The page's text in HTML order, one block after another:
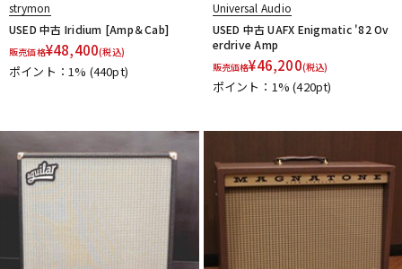
strymon
USED 中古 Iridium [Amp＆Cab]
販売価格¥48,400(税込)
ポイント：1% (440pt)
Universal Audio
USED 中古 UAFX Enigmatic '82 Ov
erdrive Amp
販売価格¥46,200(税込)
ポイント：1%(420pt)